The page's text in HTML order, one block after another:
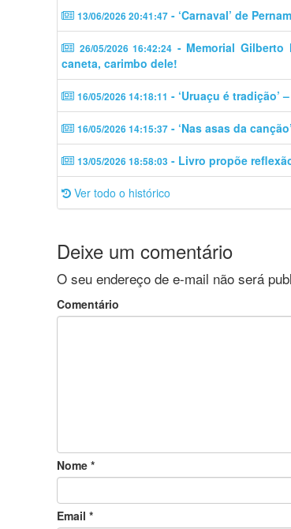
13/06/2026 20:41:47 - ‘Carnaval’ de
26/05/2026 16:42:24 - Memorial Gilberto
caneta, carimbo dele!
16/05/2026 14:18:11 - ‘Uruaçu é tradição’
16/05/2026 14:15:37 - ‘Nas asas da
13/05/2026 18:58:03 - Livro propõe
Ver todo o histórico
Deixe um comentário
O seu endereço de e-mail não será
Comentário
Nome *
Email *